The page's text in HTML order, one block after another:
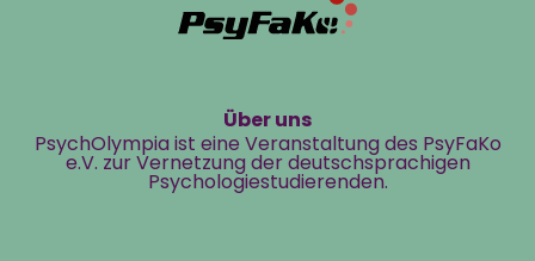
Über uns
PsychOlympia ist eine Veranstaltung des PsyFaKo
e.V. zur Vernetzung der deutschsprachigen
Psychologiestudierenden.